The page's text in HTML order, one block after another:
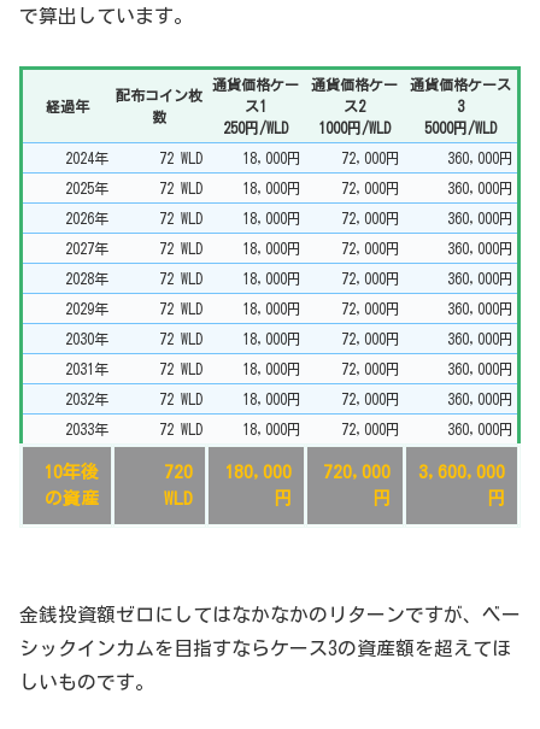
で算出しています。
経過年
配布コイン枚
数
通貨価格ケー
ス1
250円/WLD
通貨価格ケー
ス2
1000円/WLD
通貨価格ケース
3
5000円/WLD
2024年 72 WLD 18,000円 72,000円 360,000円
2025年 72 WLD 18,000円 72,000円 360,000円
2026年 72 WLD 18,000円 72,000円 360,000円
2027年 72 WLD 18,000円 72,000円 360,000円
2028年 72 WLD 18,000円 72,000円 360,000円
2029年 72 WLD 18,000円 72,000円 360,000円
2030年 72 WLD 18,000円 72,000円 360,000円
2031年 72 WLD 18,000円 72,000円 360,000円
2032年 72 WLD 18,000円 72,000円 360,000円
2033年 72 WLD 18,000円 72,000円 360,000円
10年後
の資産
720
WLD
180,000
円
720,000
円
3,600,000
円
金銭投資額ゼロにしてはなかなかのリターンですが、ベー
シックインカムを目指すならケース3の資産額を超えてほ
しいものです。